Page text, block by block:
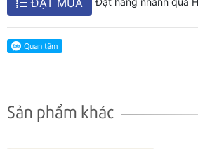
ĐẶT MUA
Sản phẩm khác